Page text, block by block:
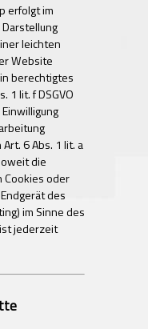
erfolgt im
leichten
Website
berechtigtes
1 lit. f DSGVO
6 Abs. 1 lit. a
die
Cookies oder
des
im Sinne des
ist jederzeit